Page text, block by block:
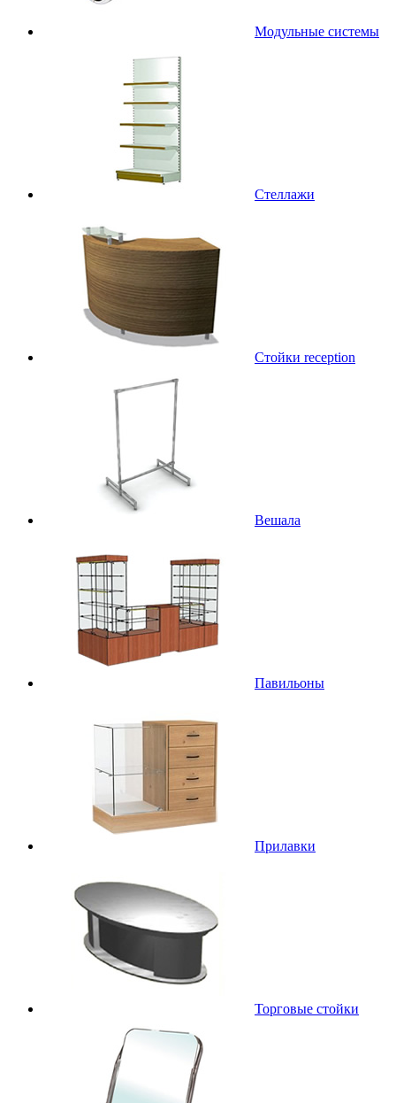
Модульные системы
Стеллажи
Стойки reception
Вешала
Павильоны
Прилавки
Торговые стойки